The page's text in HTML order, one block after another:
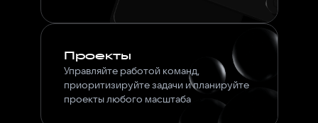
Проекты
Управляйте работой команд,
приоритизируйте задачи и планируйте
проекты любого масштаба